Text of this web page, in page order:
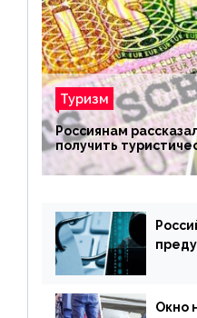
Туризм
Россиянам
получить
Окно